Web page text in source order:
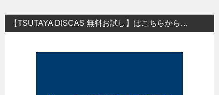
【TSUTAYA DISCAS 無料お試し】はこちらから…